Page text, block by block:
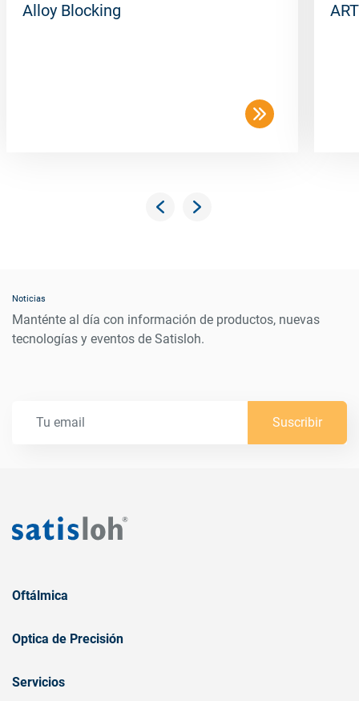
Alloy Blocking
Noticias
Manténte al día con información de productos, nuevas
tecnologías y eventos de Satisloh.
Suscribir
Oftálmica
Optica de Precisión
Servicios